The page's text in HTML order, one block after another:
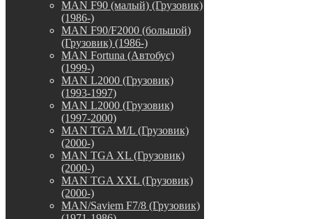
MAN F90 (малый) (Грузовик)
(1986-)
MAN F90/F2000 (большой)
(Грузовик) (1986-)
MAN Fortuna (Автобус)
(1999-)
MAN L2000 (Грузовик)
(1993-1997)
MAN L2000 (Грузовик)
(1997-2000)
MAN TGA M/L (Грузовик)
(2000-)
MAN TGA XL (Грузовик)
(2000-)
MAN TGA XXL (Грузовик)
(2000-)
MAN/Saviem F7/8 (Грузовик)